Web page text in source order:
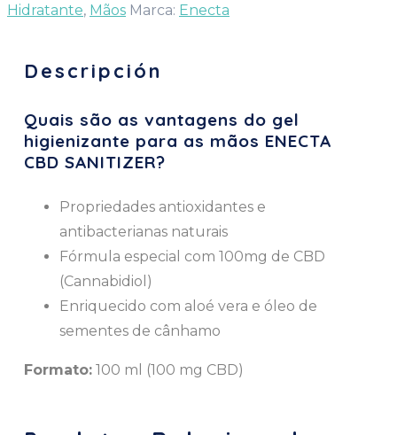
Hidratante, Mãos Marca: Enecta
Descripción
Quais são as vantagens do gel
higienizante para as mãos ENECTA
CBD SANITIZER?
Propriedades antioxidantes e
antibacterianas naturais
Fórmula especial com 100mg de CBD
(Cannabidiol)
Enriquecido com aloé vera e óleo de
sementes de cânhamo
Formato: 100 ml (100 mg CBD)